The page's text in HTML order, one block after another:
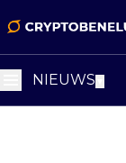
NIEUWS